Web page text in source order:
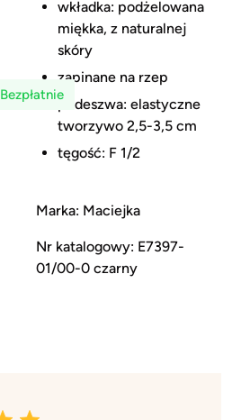
Bezpłatnie
wkładka: podżelowana
miękka, z naturalnej
skóry
zapinane na rzep
podeszwa: elastyczne
tworzywo 2,5-3,5 cm
tęgość: F 1/2
Marka: Maciejka
Nr katalogowy: E7397-
01/00-0 czarny